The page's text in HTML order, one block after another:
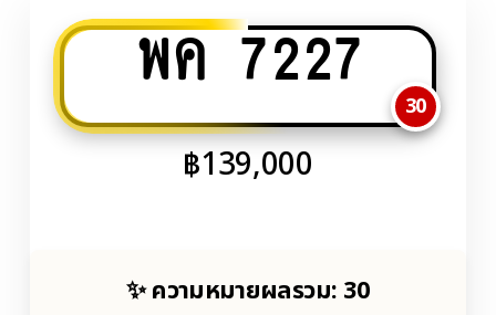
พค 7227
30
฿139,000
✨ ความหมายผลรวม: 30